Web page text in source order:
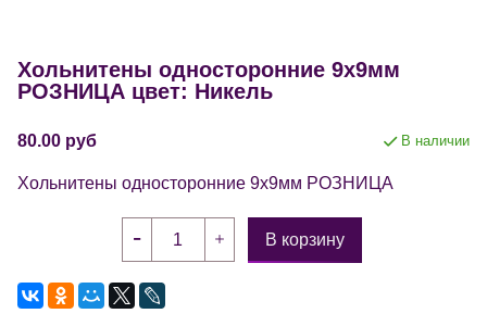
Хольнитены односторонние 9х9мм
РОЗНИЦА цвет: Никель
80.00 руб В наличии
Хольнитены односторонние 9х9мм РОЗНИЦА
В корзину